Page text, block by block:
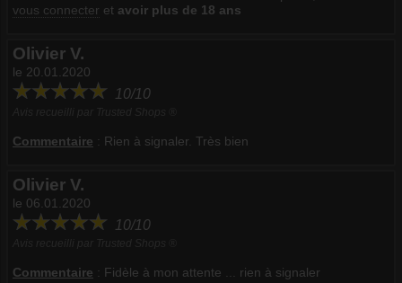
vous connecter et avoir plus de 18 ans
Olivier V.
le 20.01.2020
10/10
Commentaire : Rien à signaler. Très bien
Olivier V.
le 06.01.2020
10/10
Commentaire : Fidèle à mon attente ... rien à signaler